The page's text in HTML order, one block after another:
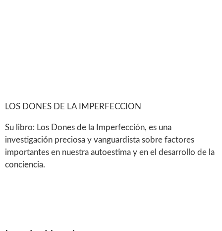
LOS DONES DE LA IMPERFECCION
Su libro: Los Dones de la Imperfección, es una
investigación preciosa y vanguardista sobre factores
importantes en nuestra autoestima y en el desarrollo de la
conciencia.